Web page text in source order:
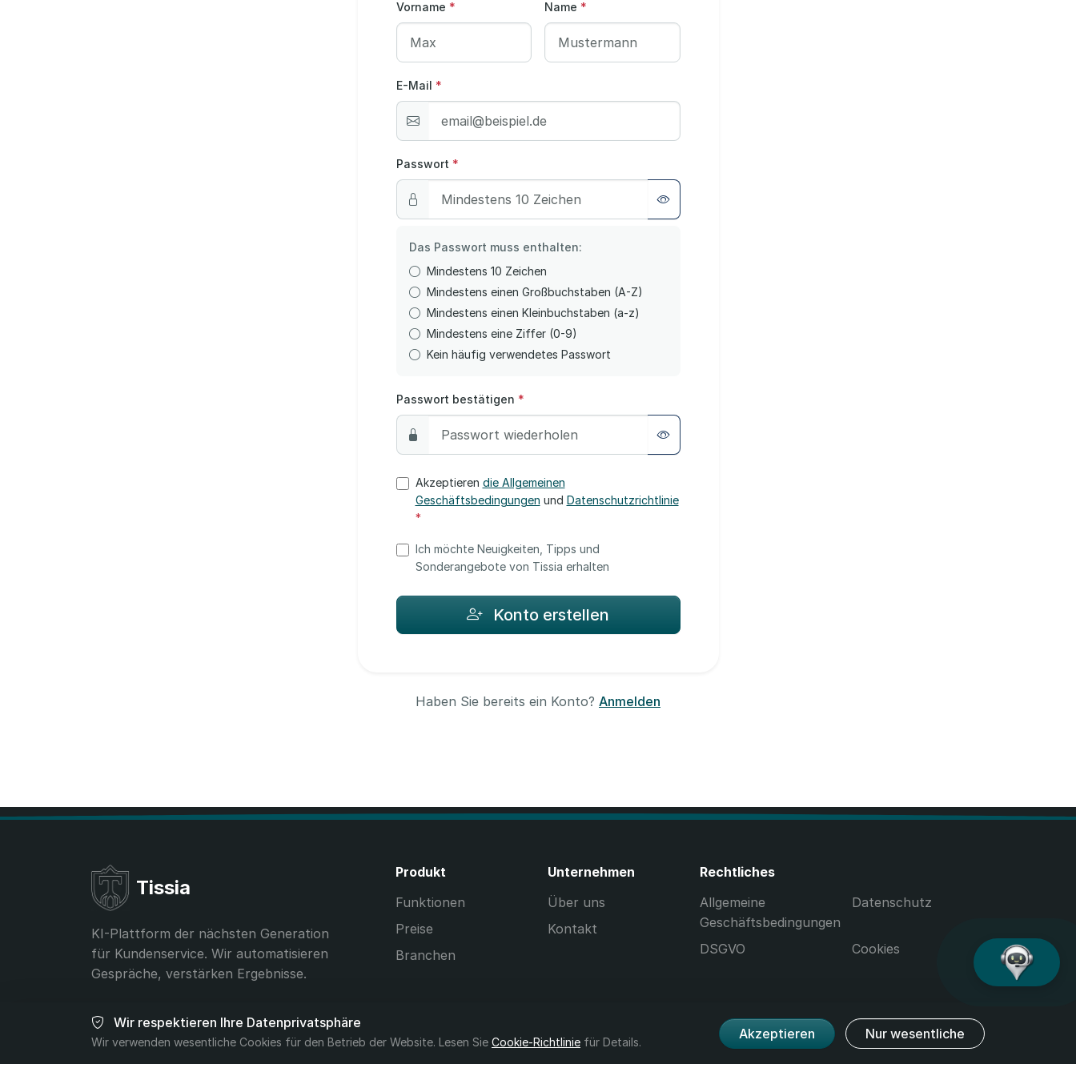
Vorname * Name *
E-Mail *
Passwort *
Das Passwort muss enthalten:
Mindestens 10 Zeichen
Mindestens einen Großbuchstaben (A-Z)
Mindestens einen Kleinbuchstaben (a-z)
Mindestens eine Ziffer (0-9)
Kein häufig verwendetes Passwort
Passwort bestätigen *
Akzeptieren die Allgemeinen
Geschäftsbedingungen und Datenschutzrichtlinie
*
Ich möchte Neuigkeiten, Tipps und
Sonderangebote von Tissia erhalten
Konto erstellen
Haben Sie bereits ein Konto? Anmelden
Tissia
KI-Plattform der nächsten Generation
für Kundenservice. Wir automatisieren
Gespräche, verstärken Ergebnisse.
+40 756 392 332
Produkt
Funktionen
Preise
Branchen
Unternehmen
Über uns
Kontakt
Rechtliches
Allgemeine
Geschäftsbedingungen
Datenschutz
DSGVO Cookies
Wir respektieren Ihre Datenprivatsphäre
Wir verwenden wesentliche Cookies für den Betrieb der Website. Lesen Sie Cookie-Richtlinie für Details.
Akzeptieren Nur wesentliche